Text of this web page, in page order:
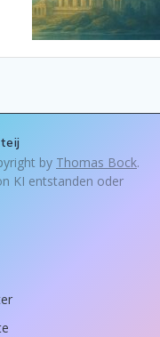
by Thomas Bock.
KI entstanden oder